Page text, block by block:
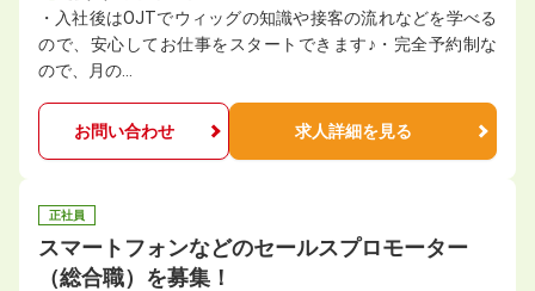
・入社後はOJTでウィッグの知識や接客の流れなどを学べる
ので、安心してお仕事をスタートできます♪・完全予約制な
ので、月の…
お問い合わせ 求人詳細を見る
正社員
スマートフォンなどのセールスプロモーター
（総合職）を募集！